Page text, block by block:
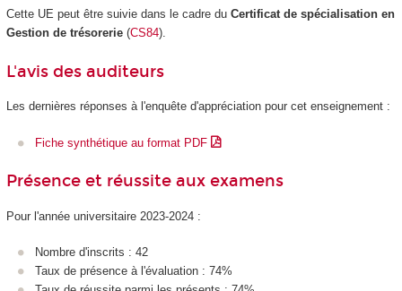
Cette UE peut être suivie dans le cadre du Certificat de spécialisation en
Gestion de trésorerie(CS84).
L'avis des auditeurs
Les dernières réponses à l'enquête d'appréciation pour cet enseignement :
Fiche synthétique au format PDF
Présence et réussite aux examens
Pour l'année universitaire 2023-2024 :
Nombre d'inscrits : 42
Taux de présence à l'évaluation : 74%